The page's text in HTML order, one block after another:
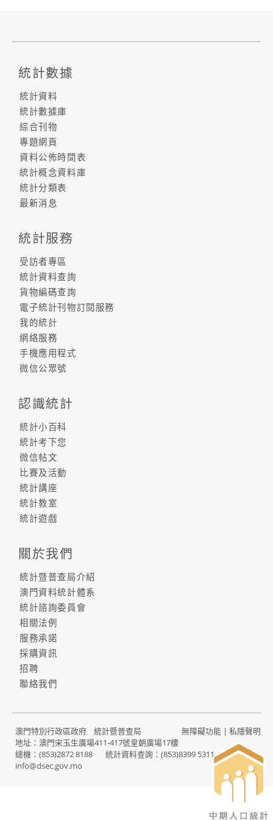
統計數據
統計資料
統計數據庫
綜合刊物
專題網頁
資料公佈時間表
統計概念資料庫
統計分類表
最新消息
統計服務
受訪者專區
統計資料查詢
貨物編碼查詢
電子統計刊物訂閱服務
我的統計
網絡服務
手機應用程式
微信公眾號
認識統計
統計小百科
統計考下您
微信帖文
比賽及活動
統計講座
統計教室
統計遊戲
關於我們
統計暨普查局介紹
澳門資料統計體系
統計諮詢委員會
相關法例
服務承諾
採購資訊
招聘
聯絡我們
澳門特別行政區政府 統計暨普查局
地址：澳門宋玉生廣場411-417號皇朝廣場17樓
總機： (853)2872 8188 統計資料查詢： (853)8399 5311
電郵：
info@dsec.gov.mo
無障礙功能 | 私隱聲明